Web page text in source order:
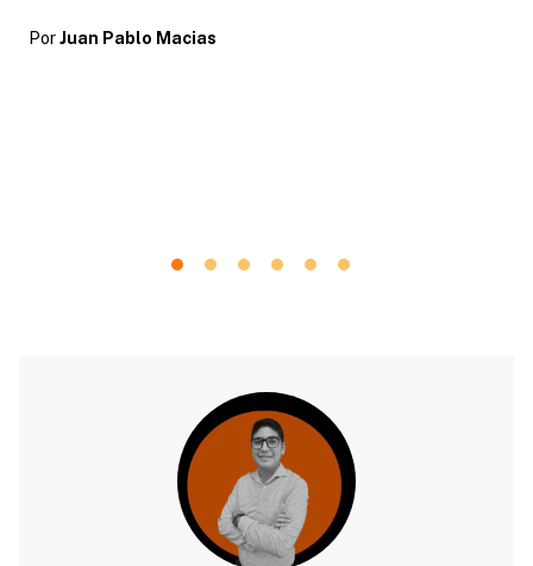
Por Juan Pablo Macias